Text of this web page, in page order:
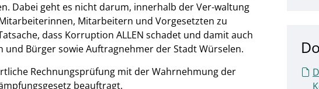
Dabei geht es nicht darum, innerhalb der Ver-waltung
Mitarbeitern und Vorgesetzten zu
dass Korruption ALLEN schadet und damit auch
und Bürger sowie Auftragnehmer der Stadt Würselen.
Rechnungsprüfung mit der Wahrnehmung der
beauftragt.